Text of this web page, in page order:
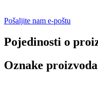
Pošaljite nam e-poštu
Pojedinosti o
Oznake proizvoda